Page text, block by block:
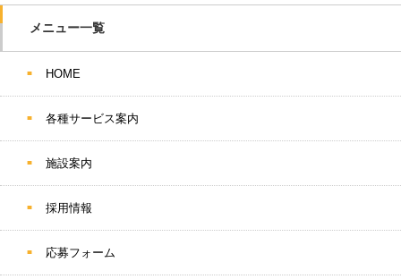
メニュー一覧
HOME
各種サービス案内
施設案内
採用情報
応募フォーム